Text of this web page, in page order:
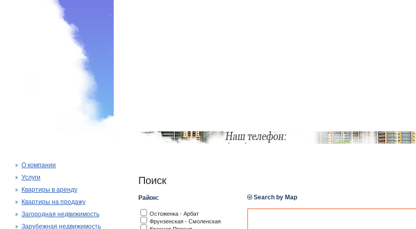
О компании
Услуги
Квартиры в аренду
Квартиры на продажу
Загородная недвижимость
Зарубежная недвижимость
Поиск
Район:
Остоженка - Арбат
Фрунзенская - Смоленская
Search by Map